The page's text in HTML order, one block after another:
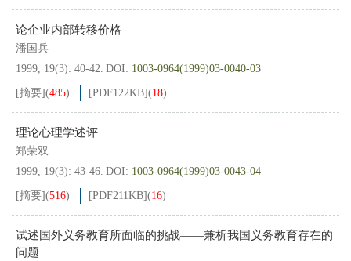
论企业内部转移价格
潘国兵
1999, 19(3): 40-42. DOI: 1003-0964(1999)03-0040-03
[摘要](485) [PDF122KB](18)
理论心理学述评
郑荣双
1999, 19(3): 43-46. DOI: 1003-0964(1999)03-0043-04
[摘要](516) [PDF211KB](16)
试述国外义务教育所面临的挑战——兼析我国义务教育存在的
问题